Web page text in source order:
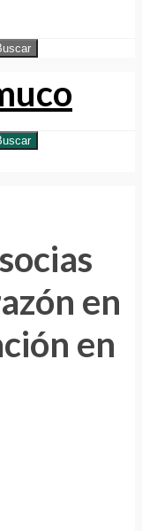
en
en